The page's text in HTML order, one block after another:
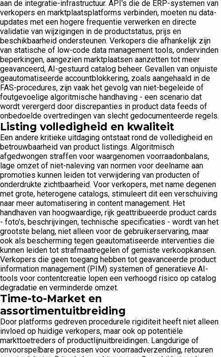
aan de integratie-infrastructuur. API's die de ERP-systemen van
verkopers en marktplaatsplatforms verbinden, moeten nu data-
updates met een hogere frequentie verwerken en directe
validatie van wijzigingen in de productstatus, prijs en
beschikbaarheid ondersteunen. Verkopers die afhankelijk zijn
van statische of low-code data management tools, ondervinden
beperkingen, aangezien marktplaatsen aanzetten tot meer
geavanceerd, AI-gestuurd catalog beheer. Gevallen van onjuiste
geautomatiseerde accountblokkering, zoals aangehaald in de
FAS-procedures, zijn vaak het gevolg van niet-begeleide of
foutgevoelige algoritmische handhaving - een scenario dat
wordt verergerd door discrepanties in product data feeds of
onbedoelde overtredingen van slecht gedocumenteerde regels.
Listing volledigheid en kwaliteit
Een andere kritieke uitdaging ontstaat rond de volledigheid en
betrouwbaarheid van product listings. Algoritmisch
afgedwongen straffen voor waargenomen voorraadonbalans,
lage omzet of niet-naleving van normen voor deelname aan
promoties kunnen leiden tot verwijdering van producten of
onderdrukte zichtbaarheid. Voor verkopers, met name degenen
met grote, heterogene catalogs, stimuleert dit een verschuiving
naar meer automatisering in content management. Het
handhaven van hoogwaardige, rijk geattribueerde product cards
- foto's, beschrijvingen, technische specificaties - wordt van het
grootste belang, niet alleen voor de gebruikerservaring, maar
ook als bescherming tegen geautomatiseerde interventies die
kunnen leiden tot strafmaatregelen of gemiste verkoopkansen.
Verkopers die geen toegang hebben tot geavanceerde product
information management (PIM) systemen of generatieve AI-
tools voor contentcreatie lopen een verhoogd risico op catalog
degradatie en verminderde omzet.
Time-to-Market en
assortimentuitbreiding
Door platforms gedreven procedurele rigiditeit heeft niet alleen
invloed op huidige verkopers, maar ook op potentiële
markttoetreders of productlijnuitbreidingen. Langdurige of
onvoorspelbare processen voor voorraadverzending, retouren